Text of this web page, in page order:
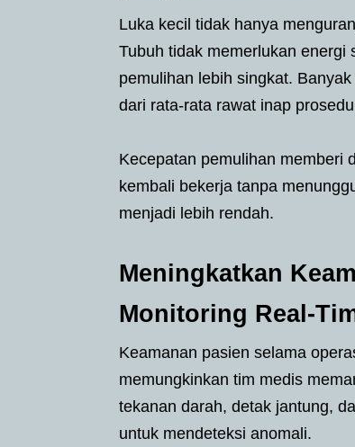
Luka kecil tidak hanya
Tubuh tidak memerlukan energi
pemulihan lebih singkat.
dari rata-rata rawat inap
Kecepatan pemulihan memberi
kembali bekerja tanpa
menjadi lebih rendah.
Meningkatkan
Monitoring Real-
Keamanan pasien selama
memungkinkan tim medis
tekanan darah, detak jantung,
untuk mendeteksi anomali.